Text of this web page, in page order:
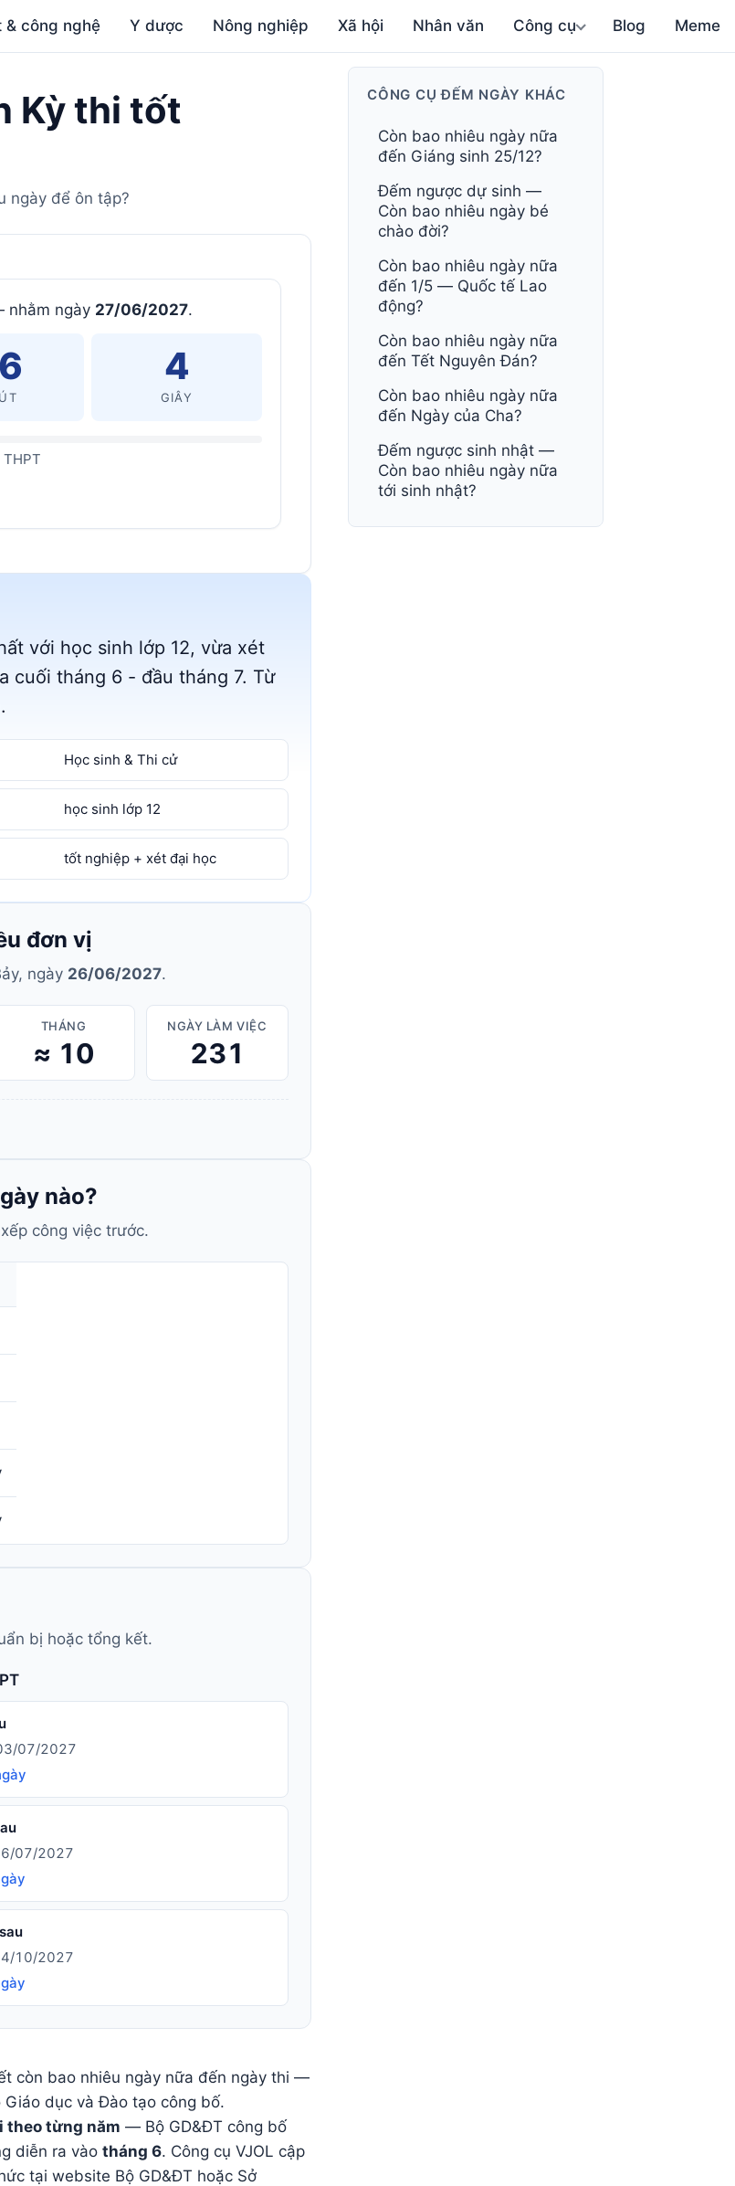
& công nghệ Y dược Nông nghiệp Xã hội Nhân văn Công cụ Blog Meme
Kỳ thi tốt
ngày để ôn tập?
nhằm ngày 27/06/2027.
3
GIÂY
với học sinh lớp 12, vừa xét
cuối tháng 6 - đầu tháng 7. Từ
Học sinh & Thi cử
học sinh lớp 12
tốt nghiệp + xét đại học
đơn vị
ngày 26/06/2027.
THÁNG
≈ 10
NGÀY LÀM VIỆC
231
nào?
công việc trước.
bị hoặc tổng kết.
07/2027
07/2027
10/2027
còn bao nhiêu ngày nữa đến ngày thi —
dục và Đào tạo công bố.
theo từng năm — Bộ GD&ĐT công bố
diễn ra vào tháng 6. Công cụ VJOL cập
tại website Bộ GD&ĐT hoặc Sở
CÔNG CỤ ĐẾM NGÀY KHÁC
Còn bao nhiêu ngày nữa
đến Giáng sinh 25/12?
Đếm ngược dự sinh —
Còn bao nhiêu ngày bé
chào đời?
Còn bao nhiêu ngày nữa
đến 1/5 — Quốc tế Lao
động?
Còn bao nhiêu ngày nữa
đến Tết Nguyên Đán?
Còn bao nhiêu ngày nữa
đến Ngày của Cha?
Đếm ngược sinh nhật —
Còn bao nhiêu ngày nữa
tới sinh nhật?